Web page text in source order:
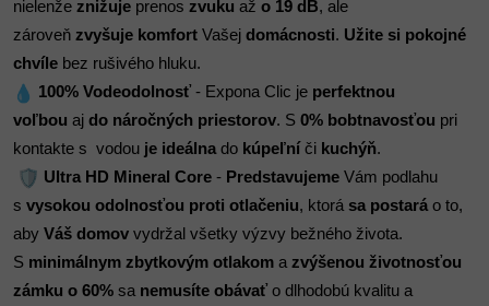
nielenže znižuje prenos zvuku až o 19 dB, ale
zároveň zvyšuje komfort Vašej domácnosti. Užite si pokojné
chvíle bez rušivého hluku.
100% Vodeodolnosť - Expona Clic je perfektnou
voľbou aj do náročných priestorov. S 0% bobtnavosťou pri
kontakte s  vodou je ideálna do kúpeľní či kuchýň.
Ultra HD Mineral Core - Predstavujeme Vám podlahu
s vysokou odolnosťou proti otlačeniu, ktorá sa postará o to,
aby Váš domov vydržal všetky výzvy bežného života.
S minimálnym zbytkovým otlakom a zvýšenou životnosťou
zámku o 60% sa nemusíte obávať o dlhodobú kvalitu a